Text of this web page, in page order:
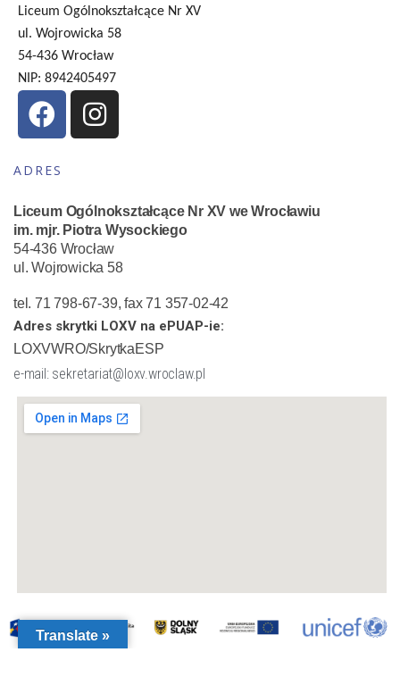
Liceum Ogólnokształcące Nr XV
ul. Wojrowicka 58
54-436 Wrocław
NIP: 8942405497
ADRES
Liceum Ogólnokształcące Nr XV we Wrocławiu
im. mjr. Piotra Wysockiego
54-436 Wrocław
ul. Wojrowicka 58
tel. 71 798-67-39, fax 71 357-02-42
Adres skrytki LOXV na ePUAP-ie:
LOXVWRO/SkrytkaESP
e-mail: sekretariat@loxv.wroclaw.pl
Translate »